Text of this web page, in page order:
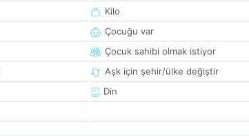
Kilo
Çocuğu var
Çocuk sahibi olmak istiyor
Aşk için şehir/ülke değiştir
Din